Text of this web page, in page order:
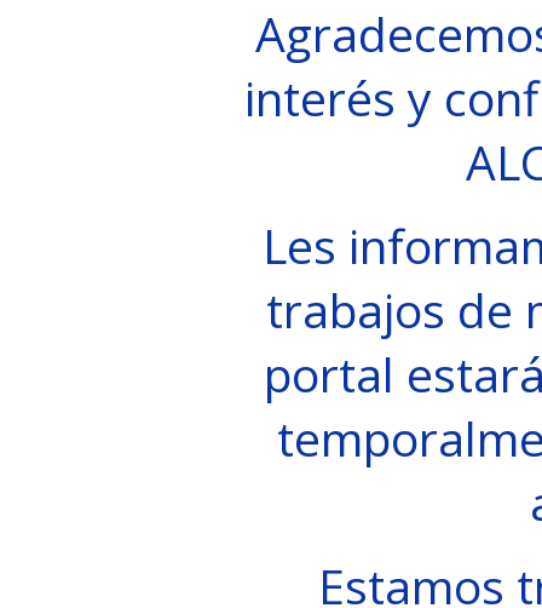
interés y
Les
trabajos de
portal
Estamos